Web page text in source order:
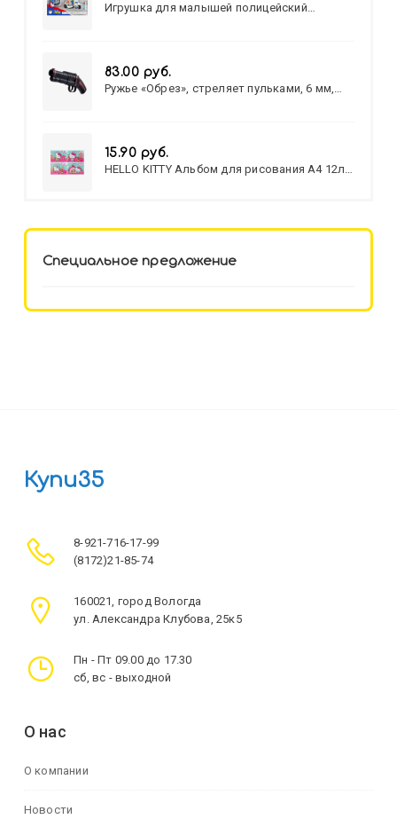
Игрушка для малышей полицейский
83.00 руб.
Ружье «Обрез», стреляет пульками, 6 мм,
15.90 руб.
HELLO KITTY Альбом для рисования А4 12л.
Специальное предложение
Купи35
8-921-716-17-99
(8172)21-85-74
160021, город Вологда
ул. Александра Клубова, 25к5
Пн - Пт 09.00 до 17.30
сб, вс - выходной
О нас
О компании
Новости